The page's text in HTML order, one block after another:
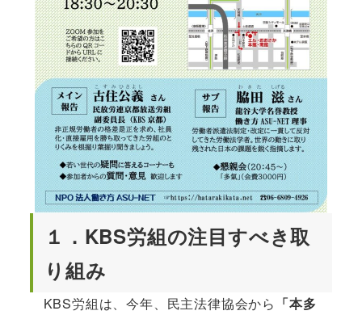
１．KBS労組の注目すべき取
り組み
KBS労組は、今年、民主法律協会から 「本多